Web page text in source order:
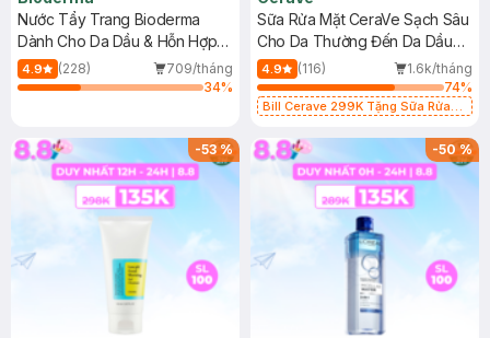
Nước Tẩy Trang Bioderma
Dành Cho Da Dầu & Hỗn Hợp
500ml
4.9 (228)
709/tháng
34%
Sữa Rửa Mặt CeraVe Sạch Sâu
Cho Da Thường Đến Da Dầu
473ml
4.9 (116)
1.6k/tháng
74%
Bill Cerave 299K Tặng Sữa Rửa
-53% -50%